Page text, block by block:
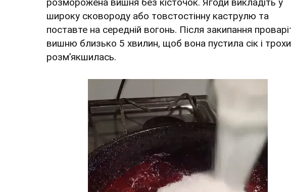
широку сковороду або товстостінну каструлю та
поставте на середній вогонь. Після закипання
вишню близько 5 хвилин, щоб вона пустила сік і трохи
розм’якшилась.